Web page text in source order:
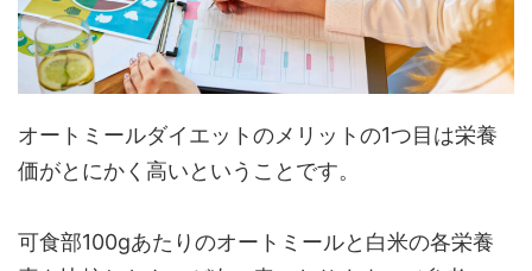
オートミールダイエットのメリットの1つ目は栄養
価がとにかく高いということです。
可食部100gあたりのオートミールと白米の各栄養